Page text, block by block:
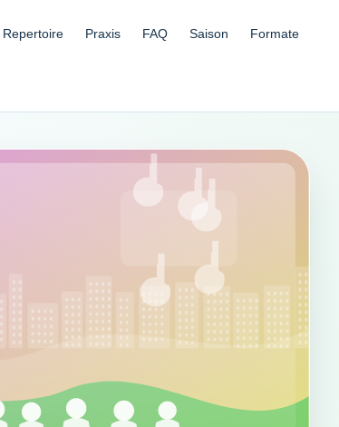
Repertoire Praxis FAQ Saison Formate